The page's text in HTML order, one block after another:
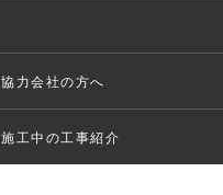
協力会社の方へ
施工中の工事紹介